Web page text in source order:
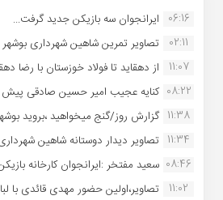
06:16 ایرانجوان سه بازیکن جدید گرفت...
02:11
تصاویر تمرین شاهین شهردارى
11:07
از دهقاید تا فولاد خوزستان با رضا
08:22 کنایه عجیب امیر حسین صادقی پیش
11:38 گزارش روز/گنج میخواهید ،بروید
11:34 تصاویر دیدار دوستانه شاهین
08:46 سعید مفتخر :ایرانجوان کارخانه
11:02
تصاویر،اولین حضور مهدی قائدی با